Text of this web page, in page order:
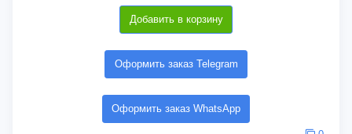
Добавить в корзину
Оформить заказ Telegram
Оформить заказ WhatsApp